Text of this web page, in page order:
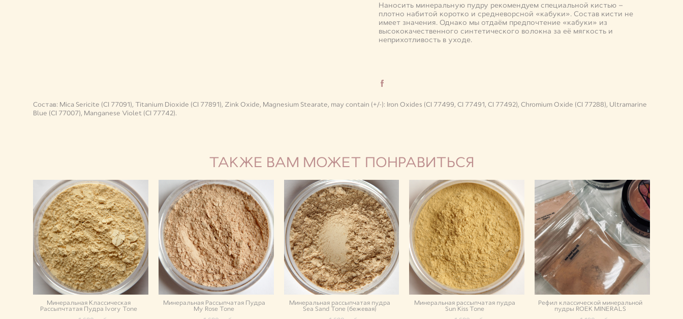
Наносить минеральную пудру рекомендуем специальной кистью –
плотно набитой коротко и средневорсной «кабуки». Состав кисти не
имеет значения. Однако мы отдаём предпочтение «кабуки» из
высококачественного синтетического волокна за её мягкость и
неприхотливость в уходе.
Состав: Mica Sericite (CI 77091), Titanium Dioxide (CI 77891), Zink Oxide, Magnesium Stearate, may contain (+/-): Iron Oxides (CI 77499, CI 77491, CI 77492), Chromium Oxide (CI 77288), Ultramarine
Blue (CI 77007), Manganese Violet (CI 77742).
ТАКЖЕ ВАМ МОЖЕТ ПОНРАВИТЬСЯ
Минеральная Классическая
Рассыпчтатая Пудра Ivory Tone
Минеральная Рассыпчатая Пудра
My Rose Tone
Минеральная рассыпчатая пудра
Sea Sand Tone (бежевая)
Минеральная рассыпчатая пудра
Sun Kiss Tone
Рефил классической минеральной
пудры ROEK MINERALS